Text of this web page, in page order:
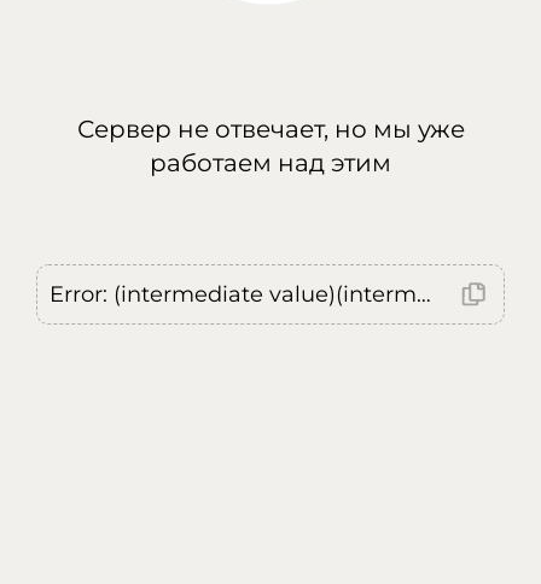
Сервер не отвечает, но мы уже
работаем над этим
Error: (intermediate value)(intermediate value)(intermediate value).replaceAll is not a function